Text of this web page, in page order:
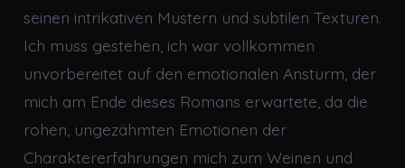
seinen intrikativen Mustern und subtilen Texturen.
Ich muss gestehen, ich war vollkommen
unvorbereitet auf den emotionalen Ansturm, der
mich am Ende dieses Romans erwartete, da die
rohen, ungezähmten Emotionen der
Charaktererfahrungen mich zum Weinen und